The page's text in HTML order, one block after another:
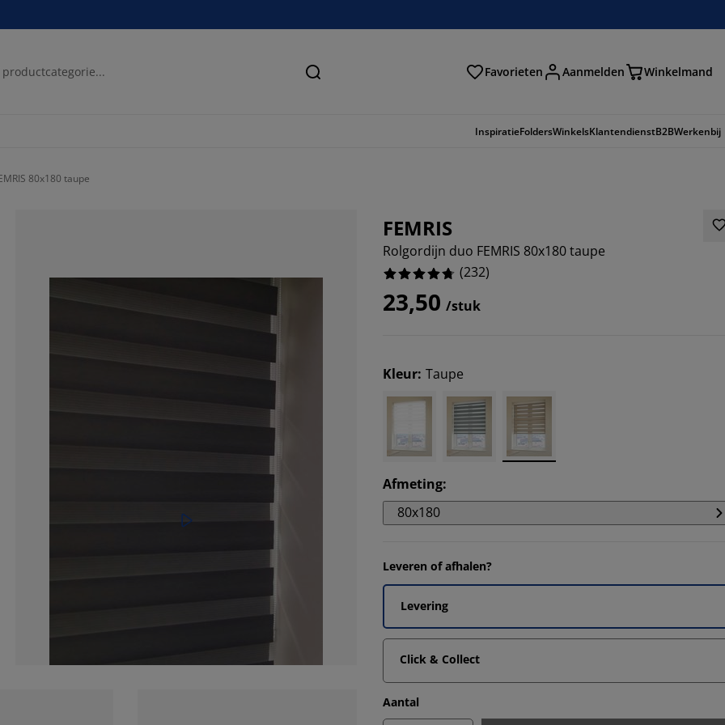
Zoeken Favorieten Aanmelden Winkelmand
InspiratieFoldersWinkelsKlantendienstB2BWerkenbij
80x180 taupe
FEMRIS
Rolgordijn duo FEMRIS 80x180 taupe
(232)
23,50 /stuk
Kleur: Taupe
Afmeting:
80x180
Leveren of afhalen?
Levering
Click & Collect
Aantal
83.62068965517241%
10.775862068965516%
0.8620689655172413%
2.1551724137931036%
2.586206896551724%